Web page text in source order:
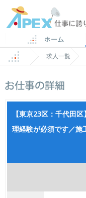
求人一覧
【東京23区：千代田
理経験が必須です／施